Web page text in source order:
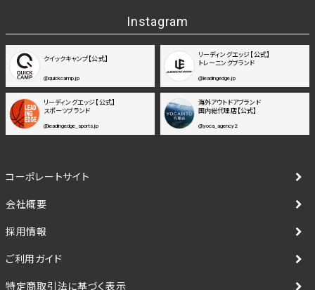
Instagram
クイックキャンプ【公式】
@quickcamp.jp
リーディングエッジ【公式】
トレーニングブランド
@leadingedge.jp
リーディングエッジ【公式】
スポーツブランド
@leadingedge_sports.jp
海外アウトドアブランド
国内総代理店【公式】
@yoca_agency2
コーポレートサイト
会社概要
採用情報
ご利用ガイド
特定商取引法に基づく表示